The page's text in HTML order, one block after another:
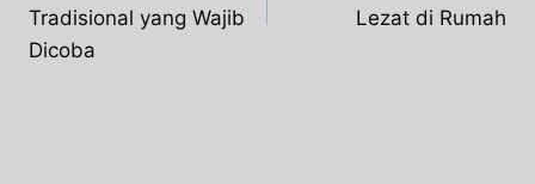
Tradisional yang Wajib
Dicoba
Lezat di Rumah